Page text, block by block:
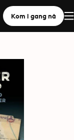
Kom i gang nå